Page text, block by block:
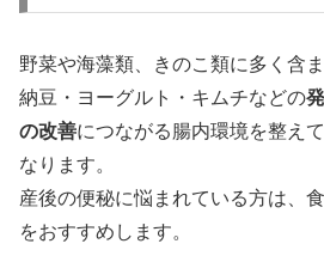
野菜や海藻類、きのこ類に多く含
納豆・ヨーグルト・キムチなどの
の改善につながる腸内環境を整え
なります。
産後の便秘に悩まれている方は、
をおすすめします。